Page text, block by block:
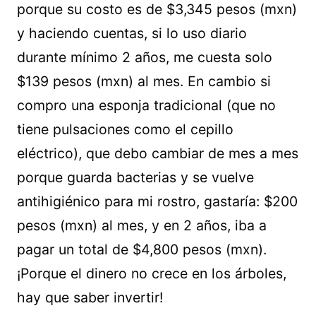
porque su costo es de $3,345 pesos (mxn)
y haciendo cuentas, si lo uso diario
durante mínimo 2 años, me cuesta solo
$139 pesos (mxn) al mes. En cambio si
compro una esponja tradicional (que no
tiene pulsaciones como el cepillo
eléctrico), que debo cambiar de mes a mes
porque guarda bacterias y se vuelve
antihigiénico para mi rostro, gastaría: $200
pesos (mxn) al mes, y en 2 años, iba a
pagar un total de $4,800 pesos (mxn).
¡Porque el dinero no crece en los árboles,
hay que saber invertir!